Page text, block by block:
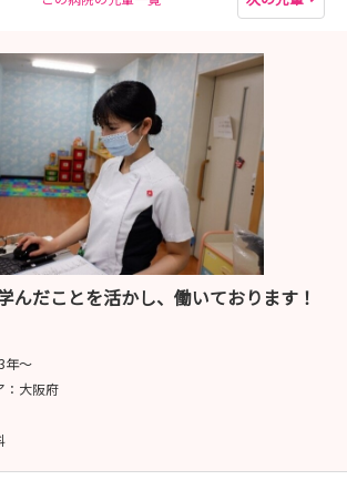
んだことを活かし、働いております！
年〜
大阪府